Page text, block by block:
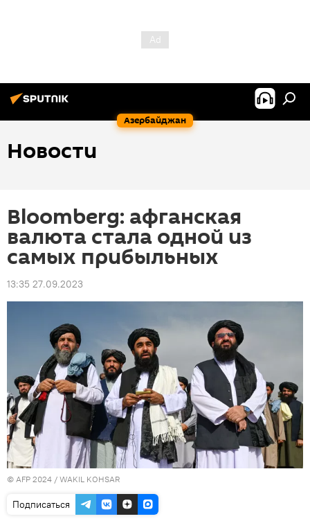
Азербайджан
Новости
Bloomberg: афганская
валюта стала одной из
самых прибыльных
13:35 27.09.2023
© AFP 2024 / WAKIL KOHSAR
Подписаться